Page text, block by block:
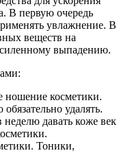
В первую очередь
увлажнение. В
веществ на
выпадению.
ношение косметики.
удалять.
неделю давать коже век
Тоники,